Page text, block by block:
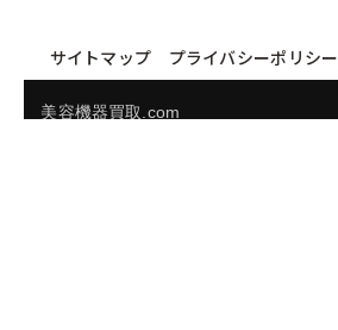
サイトマップ プライバシーポリシー
美容機器買取.com